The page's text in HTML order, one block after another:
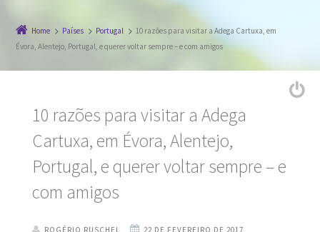
Home Países Portugal
10 razões para visitar a Adega Cartuxa, em
Évora, Alentejo, Portugal, e querer voltar sempre – e com amigos
10 razões para visitar a Adega
Cartuxa, em Évora, Alentejo,
Portugal, e querer voltar sempre – e
com amigos
ROGÉRIO RUSCHEL